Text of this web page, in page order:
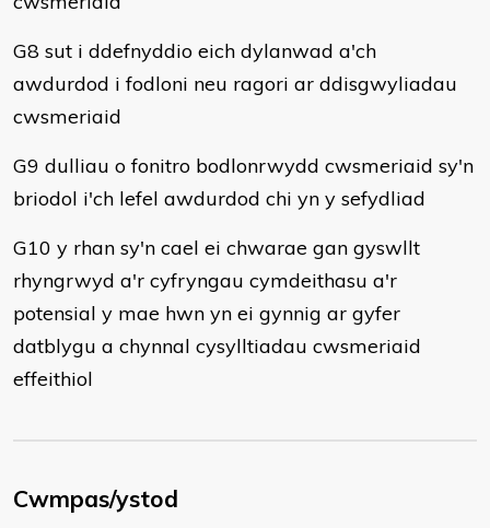
G8 sut i ddefnyddio eich dylanwad a'ch
awdurdod i fodloni neu ragori ar ddisgwyliadau
cwsmeriaid
G9 dulliau o fonitro bodlonrwydd cwsmeriaid sy'n
briodol i'ch lefel awdurdod chi yn y sefydliad
G10 y rhan sy'n cael ei chwarae gan gyswllt
rhyngrwyd a'r cyfryngau cymdeithasu a'r
potensial y mae hwn yn ei gynnig ar gyfer
datblygu a chynnal cysylltiadau cwsmeriaid
effeithiol
Cwmpas/ystod